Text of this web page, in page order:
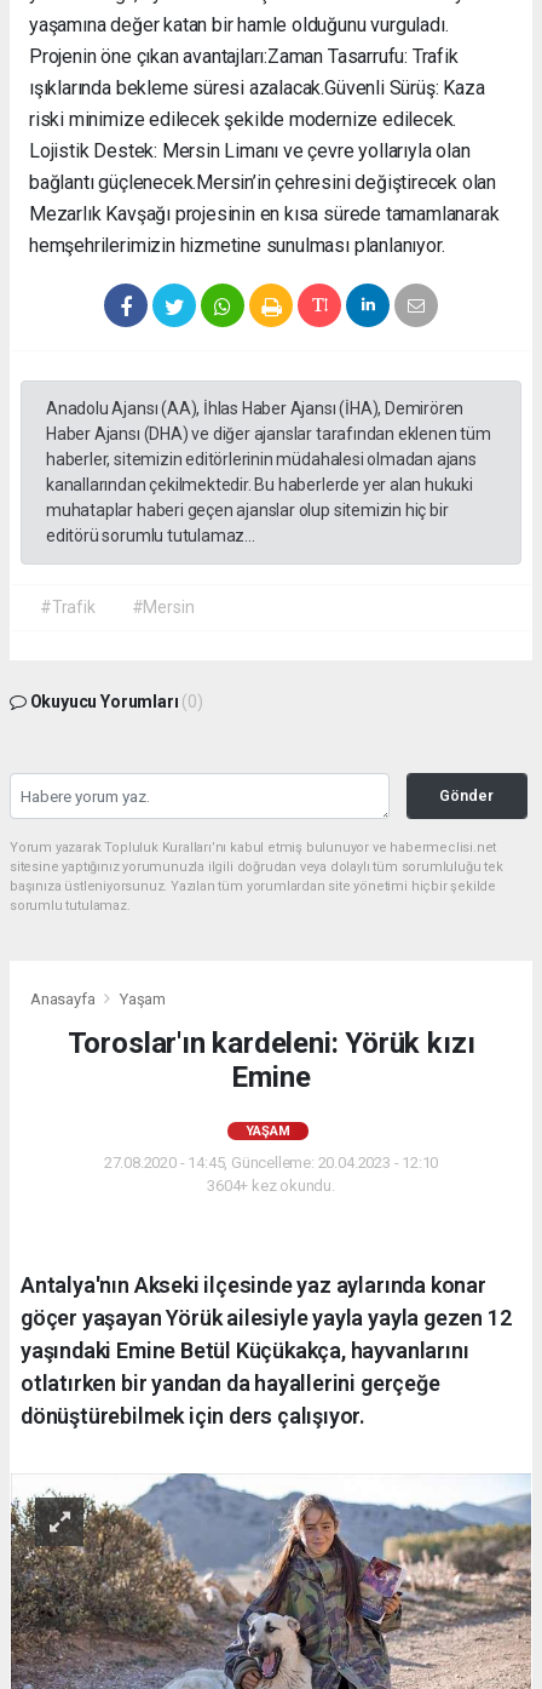
yaşamına değer katan bir hamle olduğunu vurguladı. ​
Projenin öne çıkan avantajları: ​Zaman Tasarrufu: Trafik
ışıklarında bekleme süresi azalacak. ​Güvenli Sürüş: Kaza
riski minimize edilecek şekilde modernize edilecek. ​
Lojistik Destek: Mersin Limanı ve çevre yollarıyla olan
bağlantı güçlenecek. ​Mersin’in çehresini değiştirecek olan
Mezarlık Kavşağı projesinin en kısa sürede tamamlanarak
hemşehrilerimizin hizmetine sunulması planlanıyor.
Anadolu Ajansı (AA), İhlas Haber Ajansı (İHA), Demirören
Haber Ajansı (DHA) ve diğer ajanslar tarafından eklenen tüm
haberler, sitemizin editörlerinin müdahalesi olmadan ajans
kanallarından çekilmektedir. Bu haberlerde yer alan hukuki
muhataplar haberi geçen ajanslar olup sitemizin hiç bir
editörü sorumlu tutulamaz...
#Trafik #Mersin
Okuyucu Yorumları (0)
Gönder
Yorum yazarak Topluluk Kuralları’nı kabul etmiş bulunuyor ve habermeclisi.net
sitesine yaptığınız yorumunuzla ilgili doğrudan veya dolaylı tüm sorumluluğu tek
başınıza üstleniyorsunuz. Yazılan tüm yorumlardan site yönetimi hiçbir şekilde
sorumlu tutulamaz.
Anasayfa Yaşam
Toroslar'ın kardeleni: Yörük kızı
Emine
YAŞAM
27.08.2020 - 14:45, Güncelleme: 20.04.2023 - 12:10
3604+ kez okundu.
Antalya'nın Akseki ilçesinde yaz aylarında konar
göçer yaşayan Yörük ailesiyle yayla yayla gezen 12
yaşındaki Emine Betül Küçükakça, hayvanlarını
otlatırken bir yandan da hayallerini gerçeğe
dönüştürebilmek için ders çalışıyor.